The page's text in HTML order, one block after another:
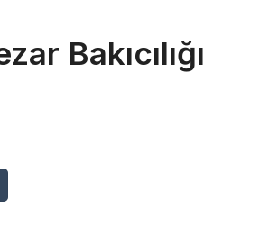
Bakıcılığı